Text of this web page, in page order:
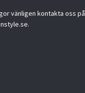
vänligen kontakta oss på
.